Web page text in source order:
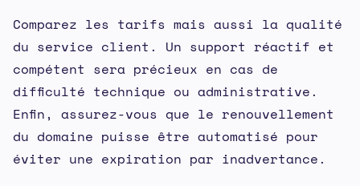
Comparez les tarifs mais aussi la qualité
du service client. Un support réactif et
compétent sera précieux en cas de
difficulté technique ou administrative.
Enfin, assurez-vous que le renouvellement
du domaine puisse être automatisé pour
éviter une expiration par inadvertance.